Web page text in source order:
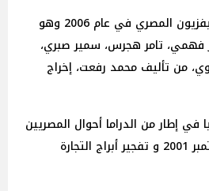
تم عرضه على قنوات التليفزيون المصري في عام 2006 وهو
فهمي، تامر هجرس، سمير صبري،
من تأليف محمد رفعت، إخراج
إطار من الدراما أحوال المصريين
بعد وقوع أحداث 11 سپتمبر 2001 و تفجير أبراج التجارة